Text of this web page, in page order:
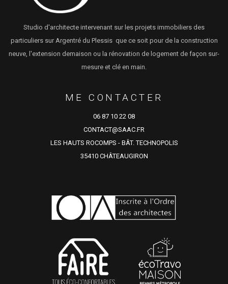
Studio d'architecte intervenant sur les projets immobiliers des
particuliers sur Argentré du Plessis que ce soit pour de la construction
neuve, l'extension demaison ou la rénovation de logement de façon sur-
mesure et clé en main.
ME CONTACTER
06 87 10 22 08
CONTACT@SAAC.FR
LES HAUTS ROCOMPS - BÂT. TECHNOPOLIS
35410 CHÂTEAUGIRON